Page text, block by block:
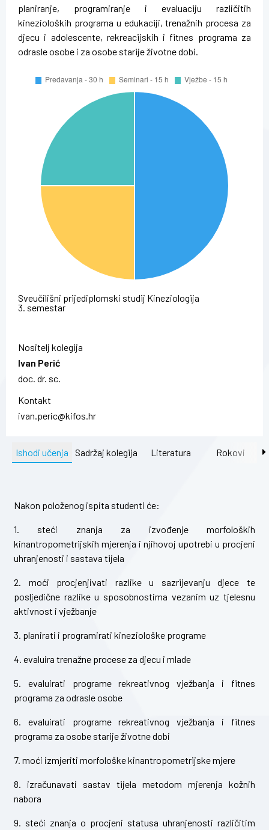
planiranje, programiranje i evaluaciju različitih
kinezioloških programa u edukaciji, trenažnih procesa za
djecu i adolescente, rekreacijskih i fitnes programa za
odrasle osobe i za osobe starije životne dobi.
Sveučilišni prijediplomski studij Kineziologija
3. semestar
Nositelj kolegija
Ivan Perić
doc. dr. sc.
Kontakt
ivan.peric@kifos.hr
Ishodi učenja Sadržaj kolegija Literatura Rokovi
Nakon položenog ispita studenti će:
1. steći znanja za izvođenje morfoloških
kinantropometrijskih mjerenja i njihovoj upotrebi u procjeni
uhranjenosti i sastava tijela
2. moći procjenjivati razlike u sazrijevanju djece te
posljedične razlike u sposobnostima vezanim uz tjelesnu
aktivnost i vježbanje
3. planirati i programirati kineziološke programe
4. evaluira trenažne procese za djecu i mlade
5. evaluirati programe rekreativnog vježbanja i fitnes
programa za odrasle osobe
6. evaluirati programe rekreativnog vježbanja i fitnes
programa za osobe starije životne dobi
7. moći izmjeriti morfološke kinantropometrijske mjere
8. izračunavati sastav tijela metodom mjerenja kožnih
nabora
9. steći znanja o procjeni statusa uhranjenosti različitim